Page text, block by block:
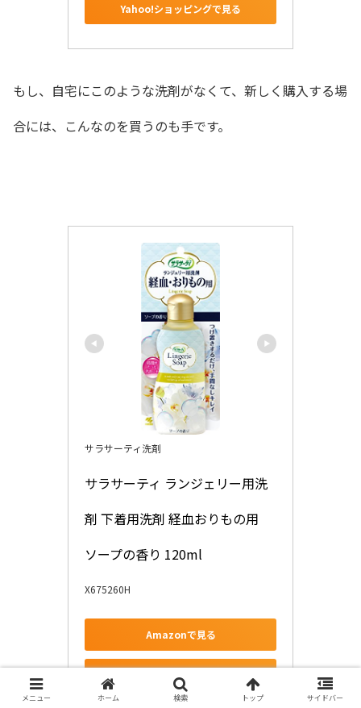
Yahoo!ショッピングで見る
もし、自宅にこのような洗剤がなくて、新しく購入する場
合には、こんなのを買うのも手です。
サラサーティ洗剤
サラサーティ ランジェリー用洗
剤 下着用洗剤 経血おりもの用
ソープの香り 120ml
X675260H
Amazonで見る
楽天市場で見る
メニュー ホーム 検索 トップ サイドバー